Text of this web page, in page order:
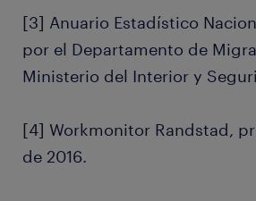
[3] Anuario Estadístico
por el Departamento de
Ministerio del Interior y
[4] Workmonitor Randstad,
de 2016.